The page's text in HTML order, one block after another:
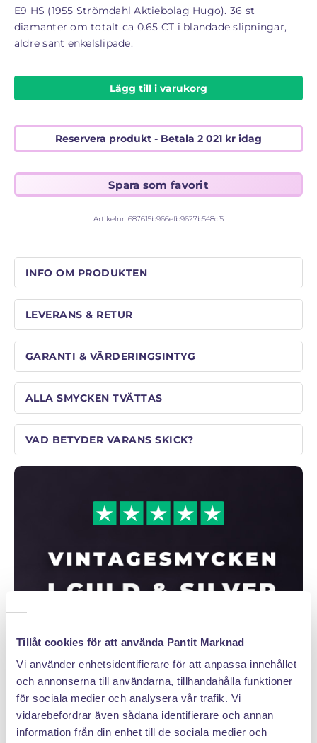
Tillåt cookies för att använda Pantit Marknad
Vi använder enhetsidentifierare för att anpassa innehållet
och annonserna till användarna, tillhandahålla funktioner
för sociala medier och analysera vår trafik. Vi
vidarebefordrar även sådana identifierare och annan
information från din enhet till de sociala medier och
E9 HS (1955 Strömdahl Aktiebolag Hugo). 36 st
diamanter om totalt ca 0.65 CT i blandade slipningar,
äldre sant enkelslipade.
Lägg till i varukorg
Reservera produkt - Betala 2 021 kr idag
Artikelnr: 687615b966efb9627b548cf5
INFO OM PRODUKTEN
LEVERANS & RETUR
GARANTI & VÄRDERINGSINTYG
ALLA SMYCKEN TVÄTTAS
VAD BETYDER VARANS SKICK?
HAR DU SMYCKEN DU INTE ANVÄNDER?
DAGENS GRAMPRIS 18K